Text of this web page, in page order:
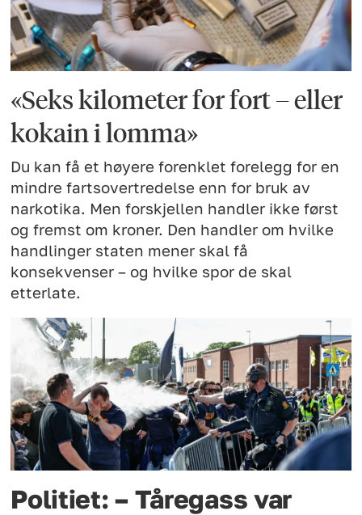
«Seks kilometer for fort – eller
kokain i lomma»
Du kan få et høyere forenklet forelegg for en
mindre fartsovertredelse enn for bruk av
narkotika. Men forskjellen handler ikke først
og fremst om kroner. Den handler om hvilke
handlinger staten mener skal få
konsekvenser – og hvilke spor de skal
etterlate.
Politiet: – Tåregass var